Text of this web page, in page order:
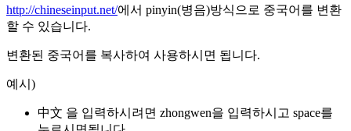
http://chineseinput.net/에서 pinyin(병음)방식으로 중국어를 변환
할 수 있습니다.
변환된 중국어를 복사하여 사용하시면 됩니다.
예시)
中文 을 입력하시려면 zhongwen을 입력하시고 space를